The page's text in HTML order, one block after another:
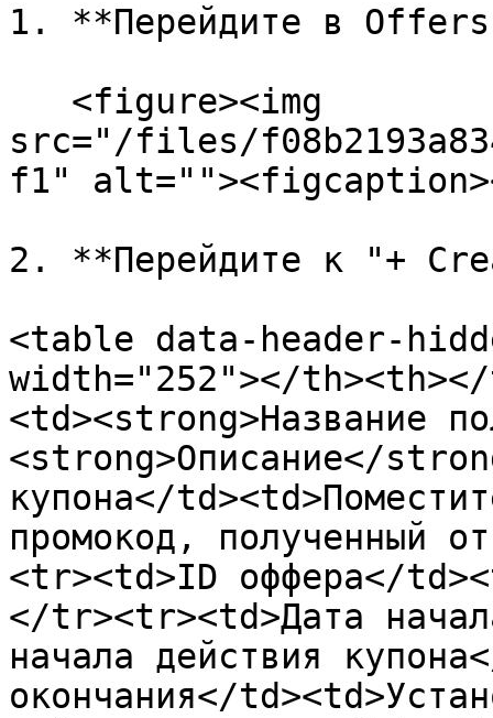
1. **Перейдите в
src="/files/
f1"
2. **Перейдите к "+
<table data-header-
width="252"></
<td><strong>Название
<strong>Описание</
купона</
промокод, полученный
<tr><td>ID оффера</
</tr><tr><td>Дата
начала действия
окончания</